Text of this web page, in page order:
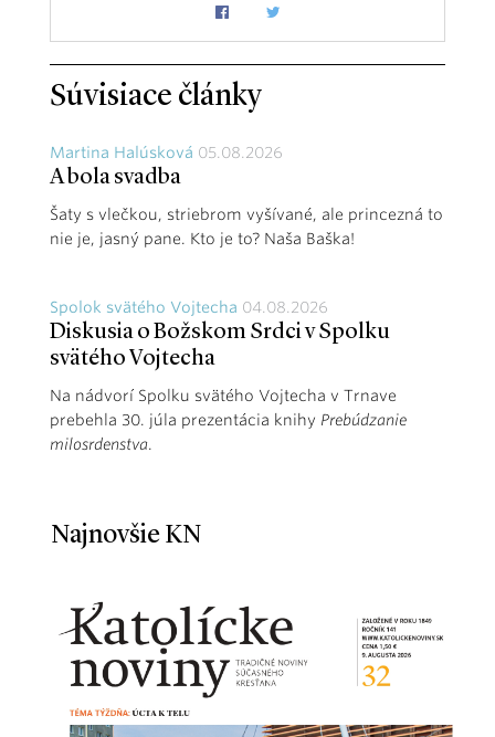
Súvisiace články
Martina Halúsková 05.08.2026
A bola svadba
Šaty s vlečkou, striebrom vyšívané, ale princezná to
nie je, jasný pane. Kto je to? Naša Baška!
Spolok svätého Vojtecha 04.08.2026
Diskusia o Božskom Srdci v Spolku
svätého Vojtecha
Na nádvorí Spolku svätého Vojtecha v Trnave
prebehla 30. júla prezentácia knihy Prebúdzanie
milosrdenstva.
Najnovšie KN